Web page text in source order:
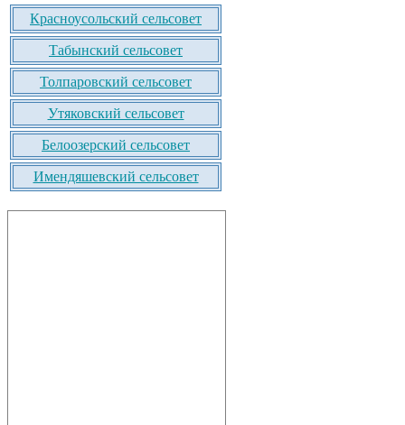
Красноусольский сельсовет
Табынский сельсовет
Толпаровский сельсовет
Утяковский сельсовет
Белоозерский сельсовет
Имендяшевский сельсовет